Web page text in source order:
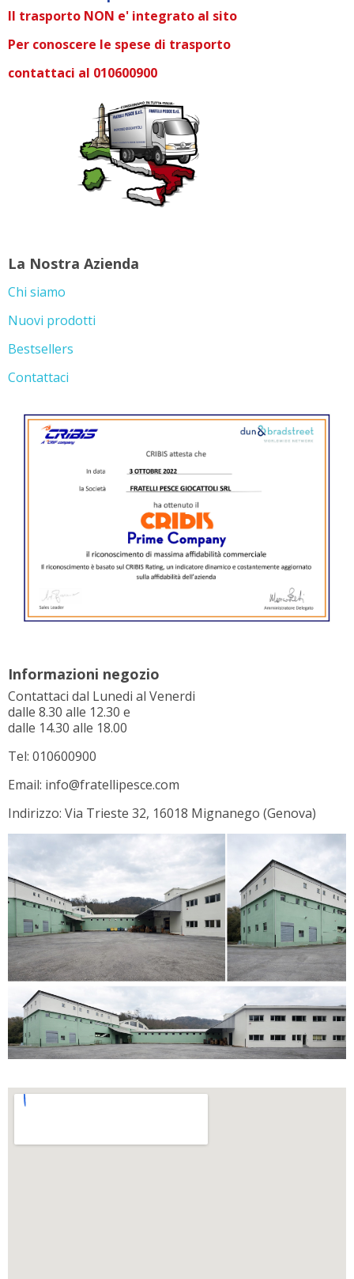
Il trasporto NON e' integrato al sito
Per conoscere le spese di trasporto
contattaci al 010600900
La Nostra Azienda
Chi siamo
Nuovi prodotti
Bestsellers
Contattaci
Informazioni negozio
Contattaci dal Lunedi al Venerdi
dalle 8.30 alle 12.30 e
dalle 14.30 alle 18.00
Tel: 010600900
Email: info@fratellipesce.com
Indirizzo: Via Trieste 32, 16018 Mignanego (Genova)